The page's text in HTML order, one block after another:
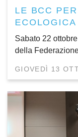
LE BCC
Sabato 22
della
GIOVEDÌ 13